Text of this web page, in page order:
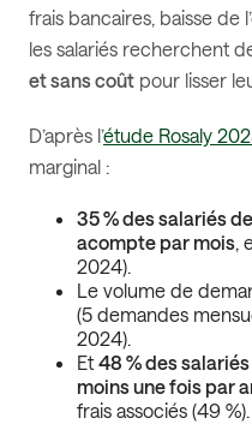
frais bancaires, baisse de
les salariés recherchent
et sans coût pour lisser
D’après l’étude Rosaly
marginal :
35 % des salariés
acompte par mois,
2024).
Le volume de
(5 demandes
2024).
Et 48 % des
moins une fois par
frais associés (49 %).